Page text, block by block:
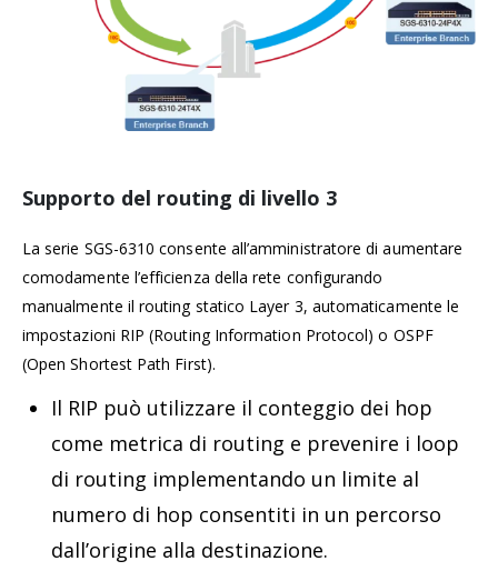
Supporto del routing di livello 3
La serie SGS-6310 consente all’amministratore di aumentare
comodamente l’efficienza della rete configurando
manualmente il routing statico Layer 3, automaticamente le
impostazioni RIP (Routing Information Protocol) o OSPF
(Open Shortest Path First).
Il RIP può utilizzare il conteggio dei hop
come metrica di routing e prevenire i loop
di routing implementando un limite al
numero di hop consentiti in un percorso
dall’origine alla destinazione.